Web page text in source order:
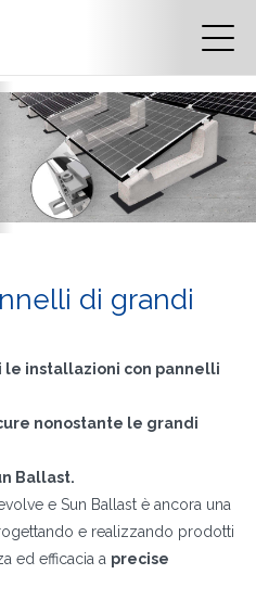
di grandi
installazioni con pannelli
nonostante le grandi
Ballast.
e Sun Ballast è ancora una
e realizzando prodotti
ed efficacia a precise